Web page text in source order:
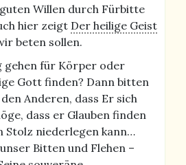
Willen durch Fürbitte
hier zeigt Der heilige Geist
beten sollen.
gehen für Körper oder
Gott finden? Dann bitten
Anderen, dass Er sich
dass er Glauben finden
Stolz niederlegen kann…
Bitten und Flehen –